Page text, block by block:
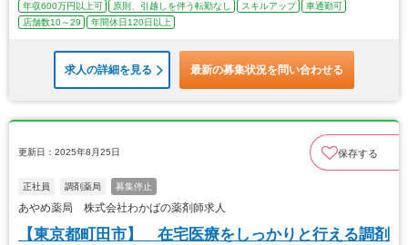
年収600万円以上可 原則、引越しを伴う転勤なし スキルアップ
車通勤可
店舗数10～29
年間休日120日以上
求人の詳細を見る 最新の募集状況を問い合わせる
更新日：2025年8月25日 保存する
正社員 調剤薬局 募集停止
あやめ薬局 株式会社わかばの薬剤師求人
【東京都町田市】 在宅医療をしっかりと行える調剤